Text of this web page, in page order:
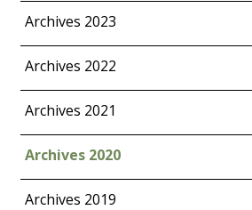
Archives 2023
Archives 2022
Archives 2021
Archives 2020
Archives 2019